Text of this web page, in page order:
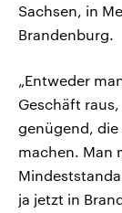
Sachsen, in
Brandenburg.
„Entweder
Geschäft
genügend, die
machen. Man
ja jetzt in